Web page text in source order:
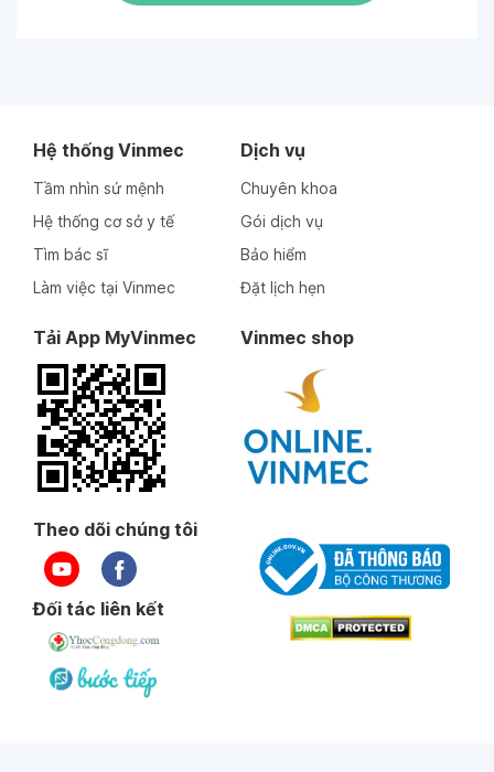
Hệ thống Vinmec
Tầm nhìn sứ mệnh
Hệ thống cơ sở y tế
Tìm bác sĩ
Làm việc tại Vinmec
Dịch vụ
Chuyên khoa
Gói dịch vụ
Bảo hiểm
Đặt lịch hẹn
Tải App MyVinmec Vinmec shop
Theo dõi chúng tôi
Đối tác liên kết